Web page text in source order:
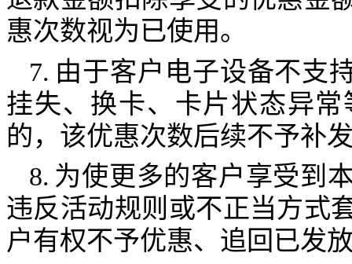
惠次数视为已使用。
7. 由于客户电子设备不支
挂失、换卡、卡片状态异
的，该优惠次数后续不予补
8. 为使更多的客户享受到
违反活动规则或不正当方式
户有权不予优惠、追回已发